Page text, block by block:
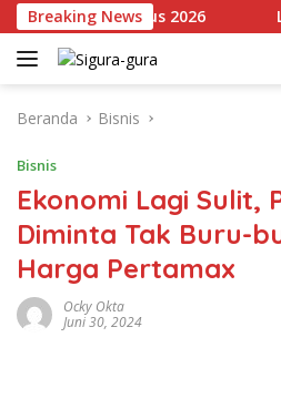
Langsung
ke
konten
Breaking News
14 Agustus 2026 Land
Beranda Bisnis
Bisnis
Ekonomi Lagi Sulit,
Diminta Tak Buru-
Harga Pertamax
Ocky Okta
Juni 30, 2024